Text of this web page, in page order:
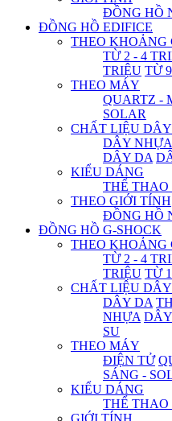
ĐỒNG HỒ
ĐỒNG HỒ EDIFICE
THEO KHOẢNG
TỪ 2 - 4
TRIỆU TỪ
THEO MÁY
QUARTZ -
SOLAR
CHẤT LIỆU DÂY
DÂY NHỰA
DÂY DA
KIỂU DÁNG
THỂ THAO
THEO GIỚI TÍNH
ĐỒNG HỒ
ĐỒNG HỒ G-SHOCK
THEO KHOẢNG
TỪ 2 - 4
TRIỆU TỪ
CHẤT LIỆU DÂY
DÂY DA
NHỰA
SU
THEO MÁY
ĐIỆN TỬ
SÁNG -
KIỂU DÁNG
THỂ THAO
GIỚI TÍNH